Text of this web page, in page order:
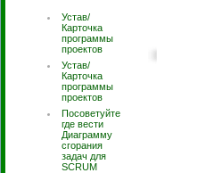
Устав/
Карточка
программы
проектов
Устав/
Карточка
программы
проектов
Посоветуйте
где вести
Диаграмму
сгорания
задач для
SCRUM